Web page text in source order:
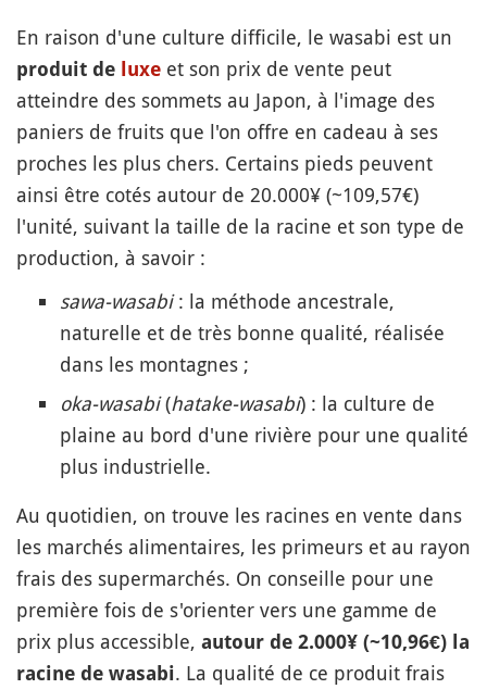
En raison d'une culture difficile, le wasabi est un
produit de luxe et son prix de vente peut
atteindre des sommets au Japon, à l'image des
paniers de fruits que l'on offre en cadeau à ses
proches les plus chers. Certains pieds peuvent
ainsi être cotés autour de 20.000¥ (~109,57€)
l'unité, suivant la taille de la racine et son type de
production, à savoir :
sawa-wasabi: la méthode ancestrale,
naturelle et de très bonne qualité, réalisée
dans les montagnes ;
oka-wasabi(hatake-wasabi) : la culture de
plaine au bord d'une rivière pour une qualité
plus industrielle.
Au quotidien, on trouve les racines en vente dans
les marchés alimentaires, les primeurs et au rayon
frais des supermarchés. On conseille pour une
première fois de s'orienter vers une gamme de
prix plus accessible, autour de 2.000¥ (~10,96€) la
racine de wasabi. La qualité de ce produit frais